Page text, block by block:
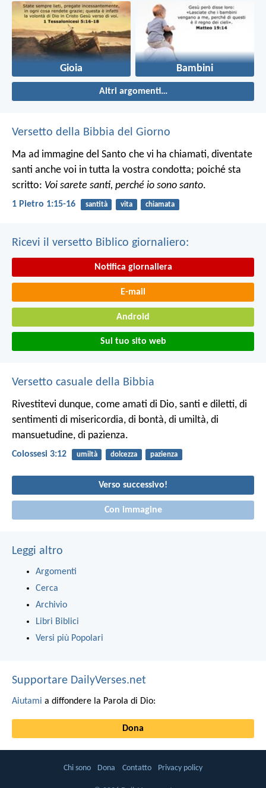
Gioia Bambini
Altri argomenti…
Versetto della Bibbia del Giorno
Ma ad immagine del Santo che vi ha chiamati, diventate
santi anche voi in tutta la vostra condotta; poiché sta
scritto: Voi sarete santi, perché io sono santo.
1 Pietro 1:15-16 santità vita chiamata
Ricevi il versetto Biblico giornaliero:
Notifica giornaliera
E-mail
Android
Sul tuo sito web
Versetto casuale della Bibbia
Rivestitevi dunque, come amati di Dio, santi e diletti, di
sentimenti di misericordia, di bontà, di umiltà, di
mansuetudine, di pazienza.
Colossesi 3:12 umiltà dolcezza pazienza
Verso successivo!
Con immagine
Leggi altro
Argomenti
Cerca
Archivio
Libri Biblici
Versi più Popolari
Supportare DailyVerses.net
Aiutami a diffondere la Parola di Dio:
Dona
Chi sono Dona Contatto Privacy policy